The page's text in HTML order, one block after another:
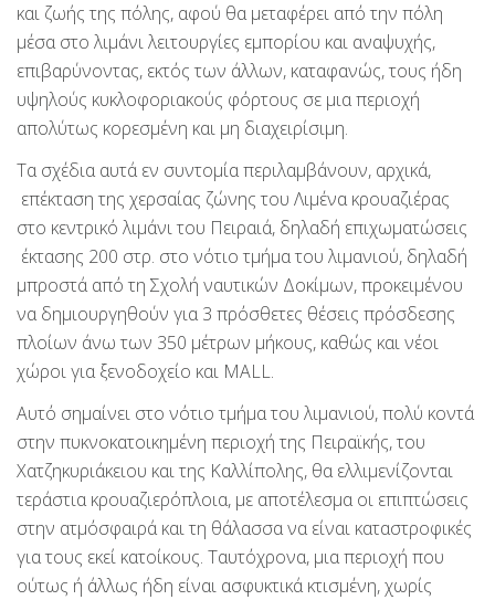
και ζωής της πόλης, αφού θα μεταφέρει από την πόλη
μέσα στο λιμάνι λειτουργίες εμπορίου και αναψυχής,
επιβαρύνοντας, εκτός των άλλων, καταφανώς, τους ήδη
υψηλούς κυκλοφοριακούς φόρτους σε μια περιοχή
απολύτως κορεσμένη και μη διαχειρίσιμη.
Τα σχέδια αυτά εν συντομία περιλαμβάνουν, αρχικά,
επέκταση της χερσαίας ζώνης του Λιμένα κρουαζιέρας
στο κεντρικό λιμάνι του Πειραιά, δηλαδή επιχωματώσεις
έκτασης 200 στρ. στο νότιο τμήμα του λιμανιού, δηλαδή
μπροστά από τη Σχολή ναυτικών Δοκίμων, προκειμένου
να δημιουργηθούν για 3 πρόσθετες θέσεις πρόσδεσης
πλοίων άνω των 350 μέτρων μήκους, καθώς και νέοι
χώροι για ξενοδοχείο και ΜALL.
Αυτό σημαίνει στο νότιο τμήμα του λιμανιού, πολύ κοντά
στην πυκνοκατοικημένη περιοχή της Πειραϊκής, του
Χατζηκυριάκειου και της Καλλίπολης, θα ελλιμενίζονται
τεράστια κρουαζιερόπλοια, με αποτέλεσμα οι επιπτώσεις
στην ατμόσφαιρά και τη θάλασσα να είναι καταστροφικές
για τους εκεί κατοίκους. Ταυτόχρονα, μια περιοχή που
ούτως ή άλλως ήδη είναι ασφυκτικά κτισμένη, χωρίς